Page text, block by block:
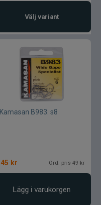
Välj variant
Kamasan B983. s8
45 kr Ord. pris 49 kr
Lägg i varukorgen